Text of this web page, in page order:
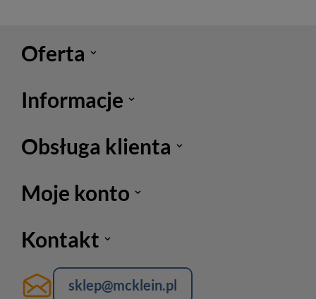
Oferta
Informacje
Obsługa klienta
Moje konto
Kontakt
sklep@mcklein.pl